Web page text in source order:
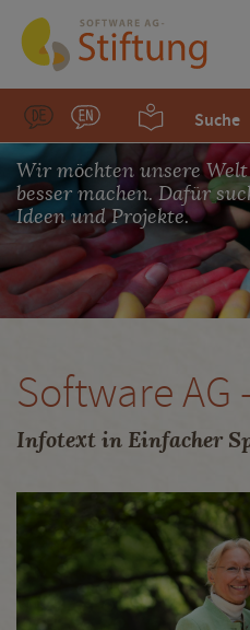
Suche
Wir möchten unsere
besser machen. Dafür
Ideen und Projekte.
Software AG
Infotext in Einfacher